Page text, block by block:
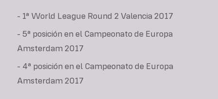
- 1ª World League Round 2 Valencia 2017
- 5ª posición en el Campeonato de Europa
Amsterdam 2017
- 4ª posición en el Campeonato de Europa
Amsterdam 2017